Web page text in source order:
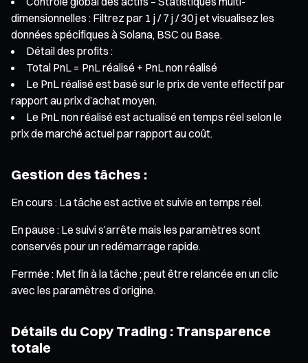
dimensionnelles : Filtrez par 1 j / 7 j / 30 j et visualisez les
données spécifiques à Solana, BSC ou Base.
Détail des profits :
Total PnL = PnL réalisé + PnL non réalisé
Le PnL réalisé est basé sur le prix de vente effectif par
rapport au prix d’achat moyen.
Le PnL non réalisé est actualisé en temps réel selon le
prix de marché actuel par rapport au coût.
Gestion des tâches :
En cours : La tâche est active et suivie en temps réel.
En pause : Le suivi s’arrête mais les paramètres sont
conservés pour un redémarrage rapide.
Fermée : Met fin à la tâche ; peut être relancée en un clic
avec les paramètres d’origine.
Détails du Copy Trading : Transparence
totale